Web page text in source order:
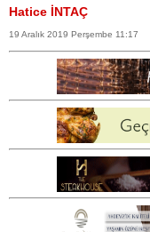
Hatice İNTAÇ
19 Aralık 2019 Perşembe 11:17